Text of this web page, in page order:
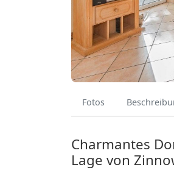
Fotos
Charmantes
Lage von